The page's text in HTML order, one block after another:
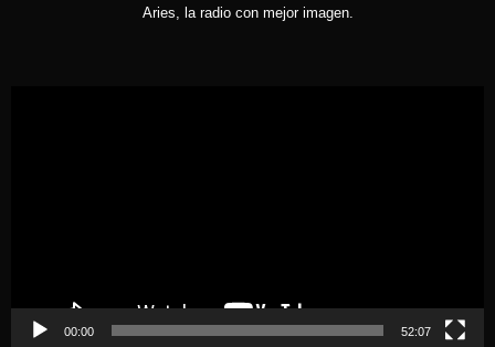
Aries, la radio con mejor imagen.
00:00 52:07